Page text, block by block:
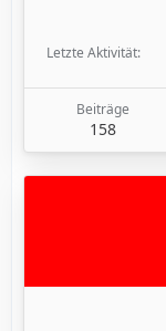
Letzte Aktivität
Beiträge
158